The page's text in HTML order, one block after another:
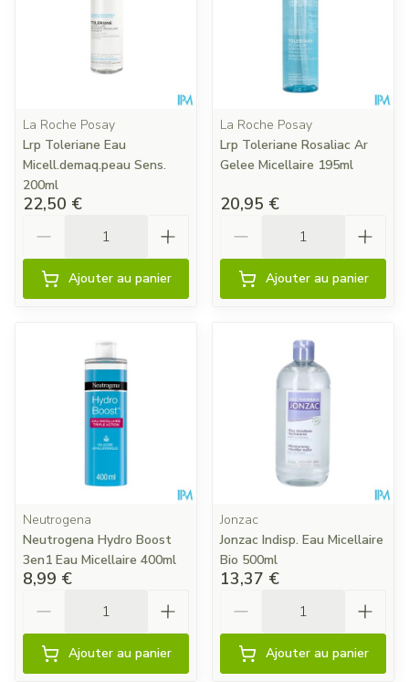
La Roche Posay
Lrp Toleriane Eau
Micell.demaq.peau Sens.
200ml
22,50 €
Ajouter au panier
La Roche Posay
Lrp Toleriane Rosaliac Ar
Gelee Micellaire 195ml
20,95 €
Ajouter au panier
Neutrogena
Neutrogena Hydro Boost
3en1 Eau Micellaire 400ml
8,99 €
Ajouter au panier
Jonzac
Jonzac Indisp. Eau Micellaire
Bio 500ml
13,37 €
Ajouter au panier